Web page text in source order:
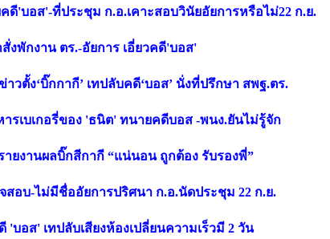
ดี'บอส'-ที่ประชุม ก.อ.เคาะสอบวินัยอัยการหรือไม่22 ก.ย.
งพักงาน ตร.-อัยการ เอี่ยวคดี'บอส'
วตั้ง‘บิ๊กกากี’ เทปลับคดี‘บอส’ นั่งที่ปรึกษา สพฐ.ตร.
รเบเกอรี่ของ 'ธนิต' ทนายคดีบอส -พนง.ยันไม่รู้จัก
ายงานผลบิ๊กสีกากี “แน่นอน ถูกต้อง รับรองพี่”
อบ-ไม่มีชื่ออัยการปริศนา ก.อ.นัดประชุม 22 ก.ย.
บอส' เทปลับเสียงห้องเปลี่ยนความเร็วมี 2 วัน